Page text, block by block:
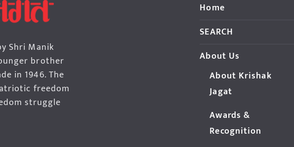
Shri Manik
brother
in 1946. The
freedom
struggle
Home
SEARCH
About Us
About Krishak
Jagat
Awards &
Recognition